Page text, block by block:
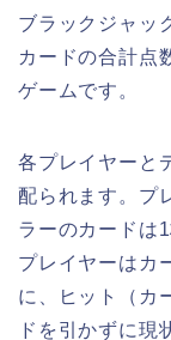
ブラックジャッ
カードの合計点
ゲームです。
各プレイヤーと
配られます。プ
ラーのカードは
プレイヤーはカ
に、ヒット（カ
ドを引かずに現